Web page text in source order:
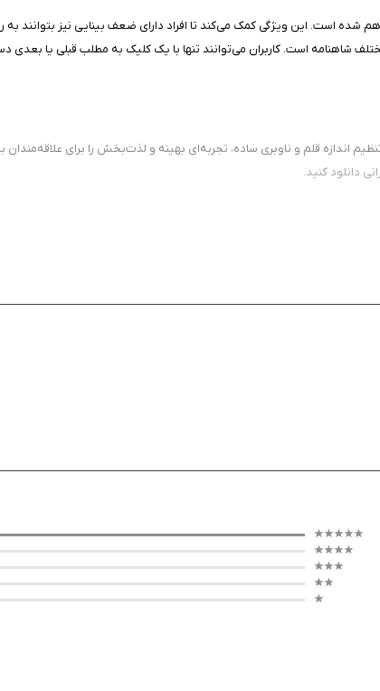
شده است. این ویژگی کمک می‌کند تا افراد دارای ضعف بینایی نیز بتوانند به
شاهنامه است. کاربران می‌توانند تنها با یک کلیک به مطلب قبلی یا
اندازه قلم و ناوبری ساده، تجربه‌ای بهینه و لذت‌بخش را برای
دانلود کنید.